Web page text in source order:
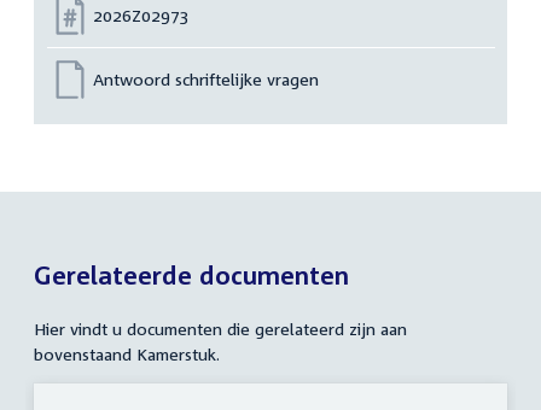
Nummer:
2026Z02973
Antwoord schriftelijke vragen
Gerelateerde documenten
Hier vindt u documenten die gerelateerd zijn aan
bovenstaand Kamerstuk.